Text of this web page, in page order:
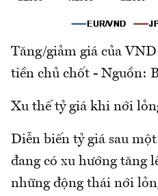
Tăng/giảm giá của
tiền chủ chốt - Nguồn:
Xu thế tỷ giá khi nới
Diễn biến tỷ giá sau
đang có xu hướng tăng
những động thái nới